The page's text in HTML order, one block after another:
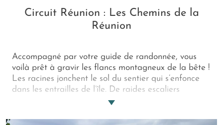
Circuit Réunion : Les Chemins de la
Réunion
Accompagné par votre guide de randonnée, vous
voilà prêt à gravir les flancs montagneux de la bête !
Les racines jonchent le sol du sentier qui s’enfonce
dans les entrailles de l’île. De raides escaliers
enlacent des falaises bordées de cascades, puis